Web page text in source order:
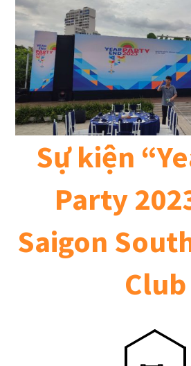
Sự kiện
Party
Saigon
Club